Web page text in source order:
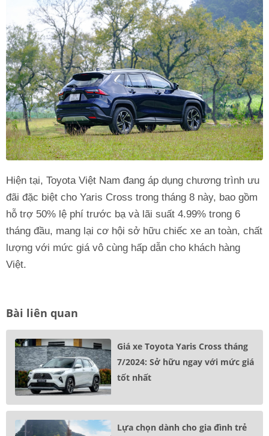
Hiện tại, Toyota Việt Nam đang áp dụng chương trình ưu
đãi đặc biệt cho Yaris Cross trong tháng 8 này, bao gồm
hỗ trợ 50% lệ phí trước bạ và lãi suất 4.99% trong 6
tháng đầu, mang lại cơ hội sở hữu chiếc xe an toàn, chất
lượng với mức giá vô cùng hấp dẫn cho khách hàng
Việt.
Bài liên quan
Giá xe Toyota Yaris Cross tháng
7/2024: Sở hữu ngay với mức giá
tốt nhất
Lựa chọn dành cho gia đình trẻ